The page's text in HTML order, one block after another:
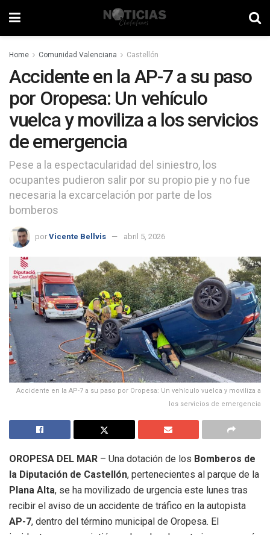
Home Comunidad Valenciana Castellón
Accidente en la AP-7 a su paso
por Oropesa: Un vehículo
vuelca y moviliza a los servicios
de emergencia
Pese a la espectacularidad del siniestro, los
ocupantes pudieron salir por su propio pie y no fue
necesaria la excarcelación por parte de los
bomberos
por Vicente Bellvis abril 5, 2026
Accidente en la AP-7 a su paso por Oropesa: Un vehículo vuelca y moviliza a
los servicios de emergencia
OROPESA DEL MAR – Una dotación de los Bomberos de
la Diputación de Castellón, pertenecientes al parque de la
Plana Alta, se ha movilizado de urgencia este lunes tras
recibir el aviso de un accidente de tráfico en la autopista
AP-7, dentro del término municipal de Oropesa. El